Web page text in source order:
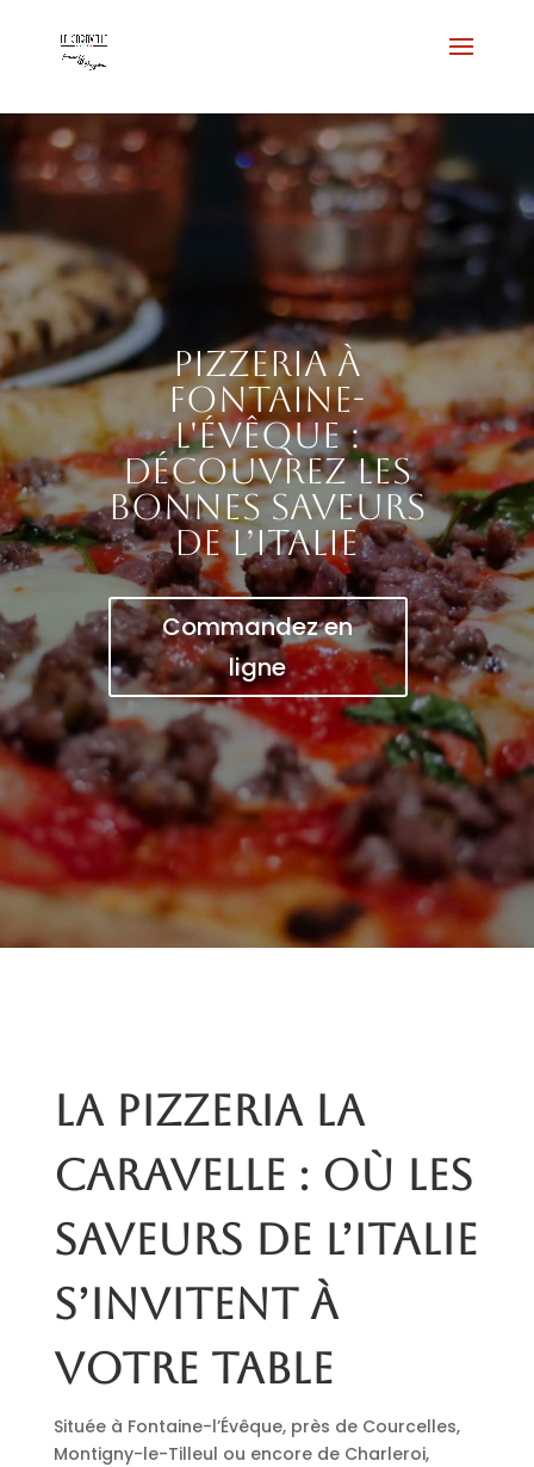
Pizzeria à
Fontaine-
l'Évêque :
découvrez les
bonnes saveurs
de l’Italie
Commandez en
ligne
La pizzeria La
Caravelle : où les
saveurs de l’Italie
s’invitent à
votre table
Située à Fontaine-l’Évêque, près de Courcelles,
Montigny-le-Tilleul ou encore de Charleroi,